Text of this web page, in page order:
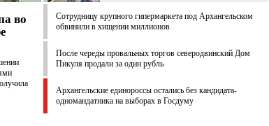
во
Сотрудницу крупного гипермаркета под Архангельском
обвинили в хищении миллионов
После череды провальных торгов северодвинский Дом
Пикуля продали за один рубль
Архангельские единороссы остались без кандидата-
одномандатника на выборах в Госдуму